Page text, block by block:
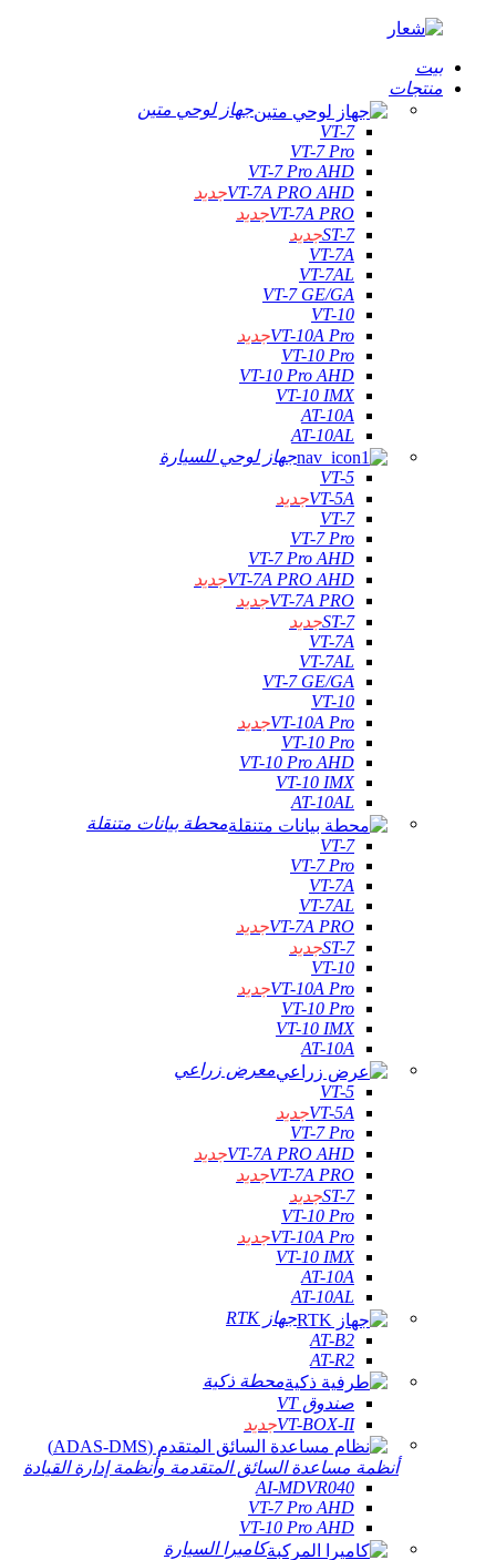
بيت
منتجات
جهاز لوحي متين
VT-7
VT-7 Pro
VT-7 Pro AHD
VT-7A PRO AHDجديد
VT-7A PROجديد
ST-7جديد
VT-7A
VT-7AL
VT-7 GE/GA
VT-10
VT-10A Proجديد
VT-10 Pro
VT-10 Pro AHD
VT-10 IMX
AT-10A
AT-10AL
جهاز لوحي للسيارة
VT-5
VT-5Aجديد
VT-7
VT-7 Pro
VT-7 Pro AHD
VT-7A PRO AHDجديد
VT-7A PROجديد
ST-7جديد
VT-7A
VT-7AL
VT-7 GE/GA
VT-10
VT-10A Proجديد
VT-10 Pro
VT-10 Pro AHD
VT-10 IMX
AT-10AL
محطة بيانات متنقلة
VT-7
VT-7 Pro
VT-7A
VT-7AL
VT-7A PROجديد
ST-7جديد
VT-10
VT-10A Proجديد
VT-10 Pro
VT-10 IMX
AT-10A
معرض زراعي
VT-5
VT-5Aجديد
VT-7 Pro
VT-7A PRO AHDجديد
VT-7A PROجديد
ST-7جديد
VT-10 Pro
VT-10A Proجديد
VT-10 IMX
AT-10A
AT-10AL
جهاز RTK
AT-B2
AT-R2
محطة ذكية
صندوق VT
VT-BOX-IIجديد
أنظمة مساعدة السائق المتقدمة وأنظمة إدارة القيادة
AI-MDVR040
VT-7 Pro AHD
VT-10 Pro AHD
كاميرا السيارة